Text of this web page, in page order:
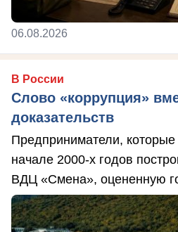
06.08.2026
В России
Слово «коррупция»
доказательств
Предприниматели,
начале 2000-х годов
ВДЦ «Смена», оцененную